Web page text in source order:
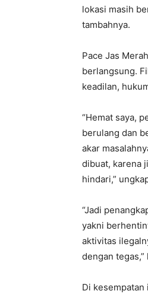
lokasi masih
tambahnya.
Pace Jas
berlangsung.
keadilan,
“Hemat saya,
berulang dan
akar
dibuat, karena
hindari,”
“Jadi
yakni
aktivitas
dengan tegas,”
Di kesempatan